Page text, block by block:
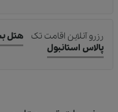
رزرو آنلاین اقامت تک
هتل
پالاس استانبول